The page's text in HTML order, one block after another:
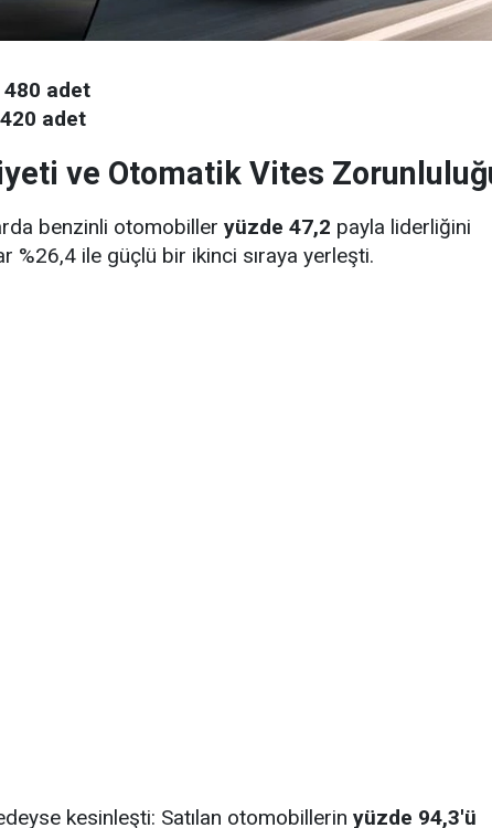
480 adet
adet
ve Otomatik Vites
benzinli otomobiller yüzde 47,2 payla liderliğini
%26,4 ile güçlü bir ikinci sıraya yerleşti.
kesinleşti: Satılan otomobillerin yüzde 94,3'ü